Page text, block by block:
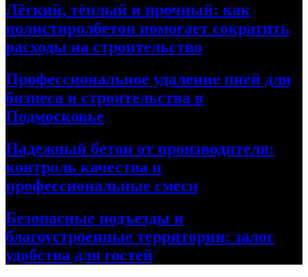
Лёгкий, тёплый и прочный: как
полистиролбетон помогает сократить
расходы на строительство
Профессиональное удаление пней для
бизнеса и строительства в
Подмосковье
Надежный бетон от производителя:
контроль качества и
профессиональные смеси
Безопасные подъезды и
благоустроенные территории: залог
удобства для гостей